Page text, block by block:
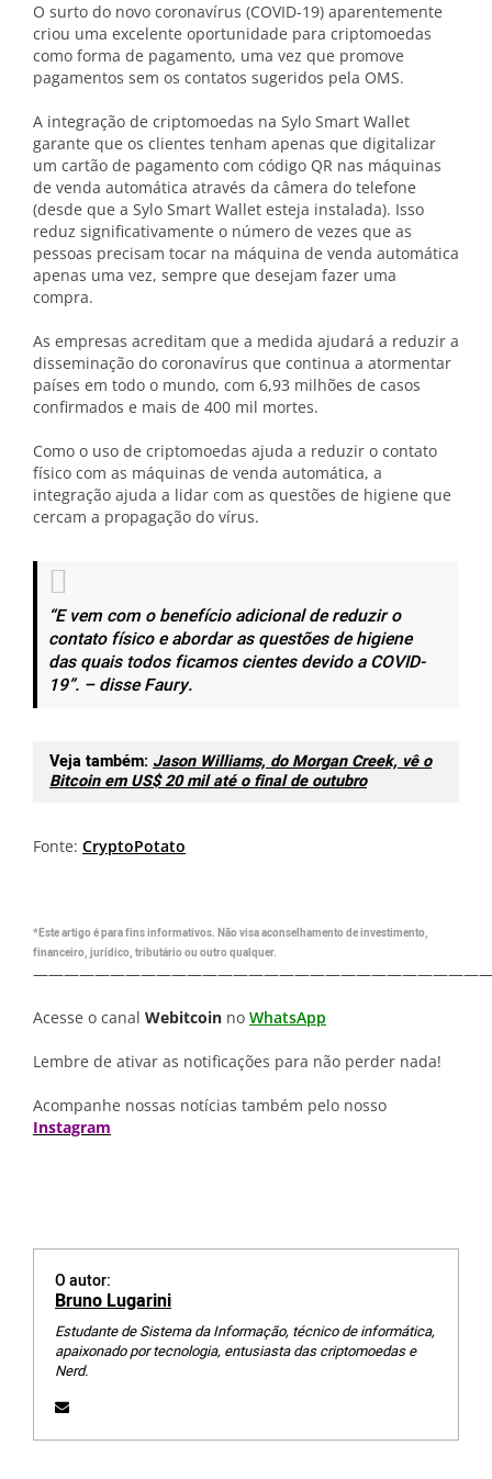
O surto do novo coronavírus (COVID-19) aparentemente
criou uma excelente oportunidade para criptomoedas
como forma de pagamento, uma vez que promove
pagamentos sem os contatos sugeridos pela OMS.
A integração de criptomoedas na Sylo Smart Wallet
garante que os clientes tenham apenas que digitalizar
um cartão de pagamento com código QR nas máquinas
de venda automática através da câmera do telefone
(desde que a Sylo Smart Wallet esteja instalada). Isso
reduz significativamente o número de vezes que as
pessoas precisam tocar na máquina de venda automática
apenas uma vez, sempre que desejam fazer uma
compra.
As empresas acreditam que a medida ajudará a reduzir a
disseminação do coronavírus que continua a atormentar
países em todo o mundo, com 6,93 milhões de casos
confirmados e mais de 400 mil mortes.
Como o uso de criptomoedas ajuda a reduzir o contato
físico com as máquinas de venda automática, a
integração ajuda a lidar com as questões de higiene que
cercam a propagação do vírus.
“E vem com o benefício adicional de reduzir o
contato físico e abordar as questões de higiene
das quais todos ficamos cientes devido a COVID-
19”. – disse Faury.
Veja também: Jason Williams, do Morgan Creek, vê o
Bitcoin em US$ 20 mil até o final de outubro
Fonte: CryptoPotato
*Este artigo é para fins informativos. Não visa aconselhamento de investimento,
financeiro, jurídico, tributário ou outro qualquer.
Acesse o canal Webitcoin no WhatsApp
Lembre de ativar as notificações para não perder nada!
Acompanhe nossas notícias também pelo nosso
Instagram
O autor:
Bruno Lugarini
Estudante de Sistema da Informação, técnico de informática,
apaixonado por tecnologia, entusiasta das criptomoedas e
Nerd.